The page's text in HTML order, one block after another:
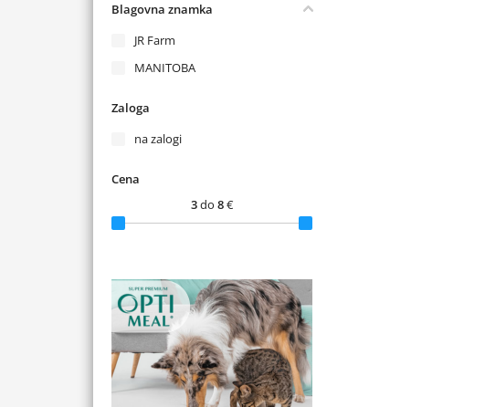
Blagovna znamka
JR Farm
MANITOBA
Zaloga
na zalogi
Cena
3do 8€